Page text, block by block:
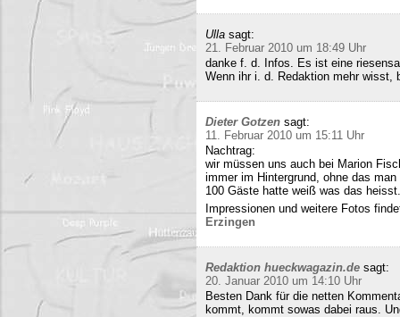
Ulla sagt:
21. Februar 2010 um 18:49 Uhr
danke f. d. Infos. Es ist eine
Wenn ihr i. d. Redaktion mehr wisst,
Dieter Gotzen sagt:
11. Februar 2010 um 15:11 Uhr
Nachtrag:
wir müssen uns auch bei Marion
immer im Hintergrund, ohne das
100 Gäste hatte weiß was das heisst.
Impressionen und weitere Fotos
Erzingen
Redaktion hueckwagazin.de sagt:
20. Januar 2010 um 14:10 Uhr
Besten Dank für die netten
kommt, kommt sowas dabei raus.